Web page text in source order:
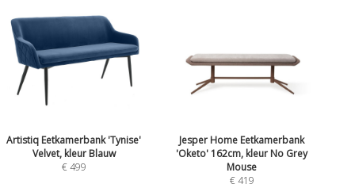
Artistiq Eetkamerbank 'Tynise'
Velvet, kleur Blauw
€ 499
Jesper Home Eetkamerbank
'Oketo' 162cm, kleur No Grey
Mouse
€ 419